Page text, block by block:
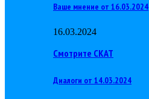
Ваше мнение от 16.03.2024
16.03.2024
Смотрите СКАТ
Диалоги от 14.03.2024